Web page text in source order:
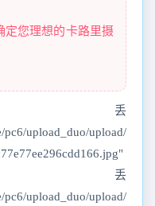
定您理想的卡路里摄
pc6/upload_duo/upload/
丢
pc6/upload_duo/upload/